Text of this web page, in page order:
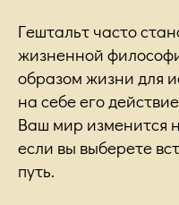
Гештальт часто
жизненной
образом жизни для
на себе его
Ваш мир изменится
если вы выберете
путь.